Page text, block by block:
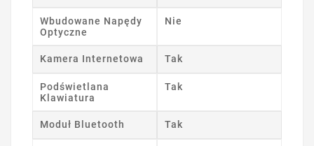
Wbudowane Napędy
Optyczne
Nie
Kamera Internetowa Tak
Podświetlana
Klawiatura
Tak
Moduł Bluetooth Tak